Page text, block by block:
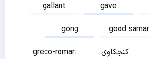
gallant
gave
gong
good
greco-roman
کنجکاوی